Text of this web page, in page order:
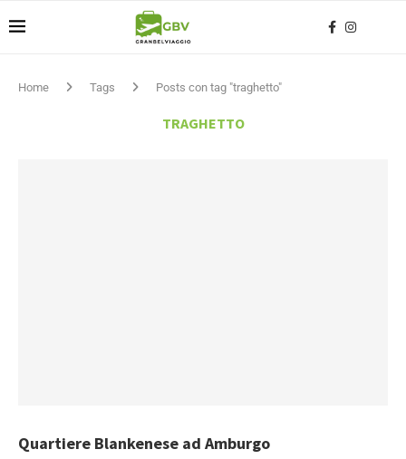
Home Tags Posts con tag "traghetto"
TRAGHETTO
Quartiere Blankenese ad Amburgo